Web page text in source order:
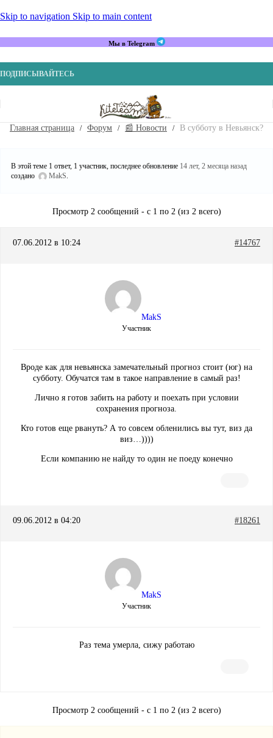
Skip to navigation Skip to main content
Мы в Telegram
ПОДПИСЫВАЙТЕСЬ
Главная страница Форум 📰 Новости В субботу в Невьянск?
В этой теме 1 ответ, 1 участник, последнее обновление 14 лет, 2 месяца назад
создано
MakS.
Просмотр 2 сообщений - с 1 по 2 (из 2 всего)
07.06.2012 в 10:24 #14767
MakS
Участник
Вроде как для невьянска замечательный прогноз стоит (юг) на
субботу. Обучатся там в такое направление в самый раз!
Лично я готов забить на работу и поехать при условии
сохранения прогноза.
Кто готов еще рвануть? А то совсем обленились вы тут, виз да
виз…))))
Если компанию не найду то один не поеду конечно
09.06.2012 в 04:20 #18261
MakS
Участник
Раз тема умерла, сижу работаю
Просмотр 2 сообщений - с 1 по 2 (из 2 всего)